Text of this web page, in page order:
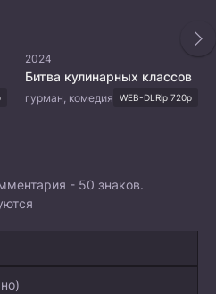
2024
Битва кулинарных классов
гурман, комедия WEB-DLRip 720p
- 50 знаков.